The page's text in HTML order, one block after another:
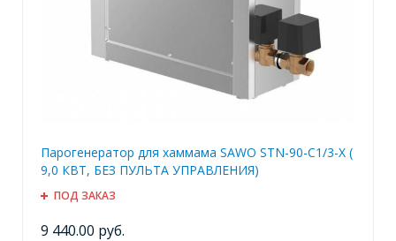
Парогенератор для хаммама SAWO STN-90-C1/3-X (
9,0 КВТ, БЕЗ ПУЛЬТА УПРАВЛЕНИЯ)
ПОД ЗАКАЗ
9 440.00 руб.